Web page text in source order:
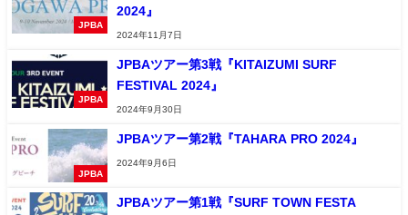
JPBA
2024』
2024年11月7日
JPBA
JPBAツアー第3戦『KITAIZUMI SURF
FESTIVAL 2024』
2024年9月30日
JPBA
JPBAツアー第2戦『TAHARA PRO 2024』
2024年9月6日
JPBAツアー第1戦『SURF TOWN FESTA